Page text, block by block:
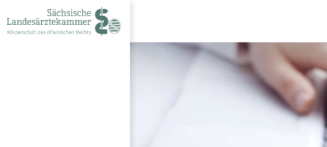
Navigation
Suche
Inhalt